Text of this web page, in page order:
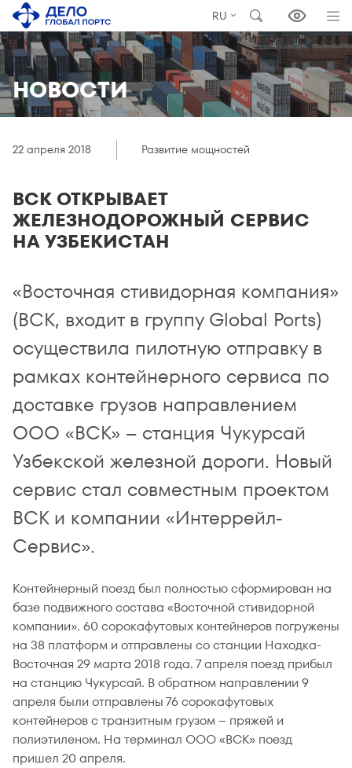
RU
НОВОСТИ
22 апреля 2018 Развитие мощностей
ВСК ОТКРЫВАЕТ
ЖЕЛЕЗНОДОРОЖНЫЙ СЕРВИС
НА УЗБЕКИСТАН
«Восточная стивидорная компания»
(ВСК, входит в группу Global Ports)
осуществила пилотную отправку в
рамках контейнерного сервиса по
доставке грузов направлением
ООО «ВСК» – станция Чукурсай
Узбекской железной дороги. Новый
сервис стал совместным проектом
ВСК и компании «Интеррейл-
Сервис».
Контейнерный поезд был полностью сформирован на
базе подвижного состава «Восточной стивидорной
компании». 60 сорокафутовых контейнеров погружены
на 38 платформ и отправлены со станции Находка-
Восточная 29 марта 2018 года. 7 апреля поезд прибыл
на станцию Чукурсай. В обратном направлении 9
апреля были отправлены 76 сорокафутовых
контейнеров с транзитным грузом – пряжей и
полиэтиленом. На терминал ООО «ВСК» поезд
пришел 20 апреля.